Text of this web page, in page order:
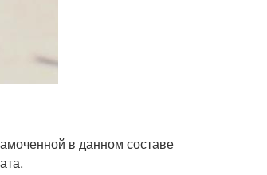
в данном составе